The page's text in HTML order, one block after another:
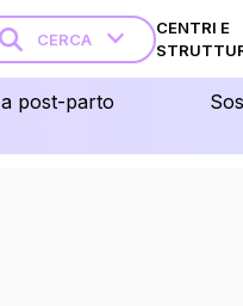
CERCA
CENTRI E
post-parto